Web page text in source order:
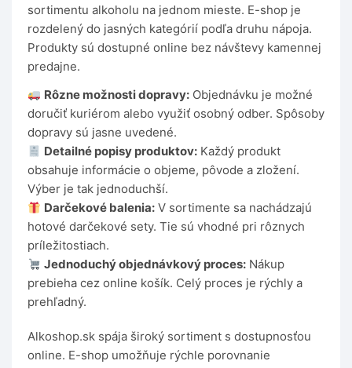
sortimentu alkoholu na jednom mieste. E-shop je
rozdelený do jasných kategórií podľa druhu nápoja.
Produkty sú dostupné online bez návštevy kamennej
predajne.
Rôzne možnosti dopravy: Objednávku je možné
doručiť kuriérom alebo využiť osobný odber. Spôsoby
dopravy sú jasne uvedené.
Detailné popisy produktov: Každý produkt
obsahuje informácie o objeme, pôvode a zložení.
Výber je tak jednoduchší.
Darčekové balenia: V sortimente sa nachádzajú
hotové darčekové sety. Tie sú vhodné pri rôznych
príležitostiach.
Jednoduchý objednávkový proces: Nákup
prebieha cez online košík. Celý proces je rýchly a
prehľadný.
Alkoshop.sk spája široký sortiment s dostupnosťou
online. E-shop umožňuje rýchle porovnanie